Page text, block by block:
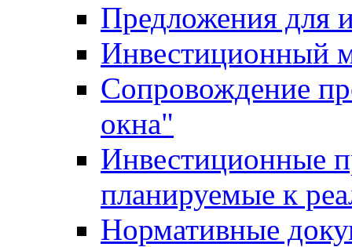
Предложения для
Инвестиционный
Сопровождение
окна"
Инвестиционные
планируемые к
Нормативные